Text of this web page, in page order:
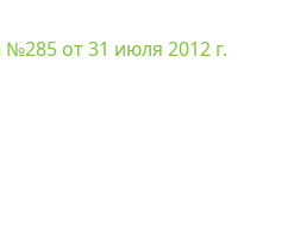
от 31 июля 2012 г.